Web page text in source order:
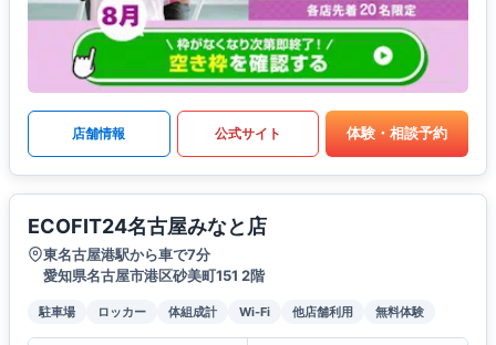
店舗情報 公式サイト 体験・相談予約
ECOFIT24名古屋みなと店
東名古屋港駅から車で7分
愛知県名古屋市港区砂美町151 2階
駐車場 ロッカー 体組成計 Wi-Fi 他店舗利用 無料体験